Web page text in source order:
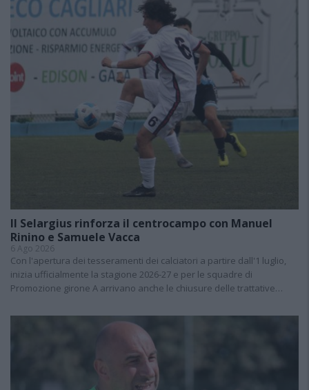
Il Selargius rinforza il centrocampo con Manuel
Rinino e Samuele Vacca
6 Ago 2026
Con l'apertura dei tesseramenti dei calciatori a partire dall'1 luglio,
inizia ufficialmente la stagione 2026-27 e per le squadre di
Promozione girone A arrivano anche le chiusure delle trattative…